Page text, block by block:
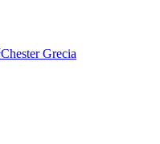
Chester Grecia